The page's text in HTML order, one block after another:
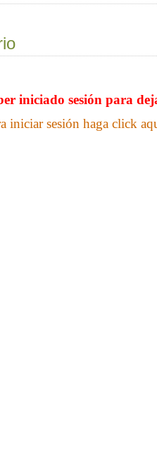
iniciado sesión para
iniciar sesión haga click